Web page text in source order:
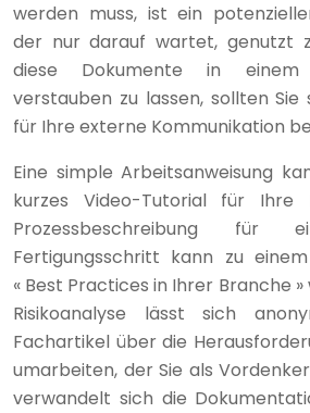
werden muss, ist ein
der nur darauf wartet, genutzt
diese Dokumente in
verstauben zu lassen, sollten Sie
für Ihre externe Kommunikation
Eine simple Arbeitsanweisung
kurzes Video-Tutorial für Ihre
Prozessbeschreibung für
Fertigungsschritt kann zu
« Best Practices in Ihrer Branche
Risikoanalyse lässt sich
Fachartikel über die
umarbeiten, der Sie als
verwandelt sich die